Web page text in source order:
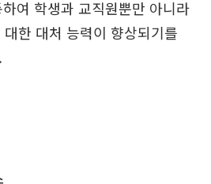
여 학생과 교직원뿐만 아니라
한 대처 능력이 향상되기를